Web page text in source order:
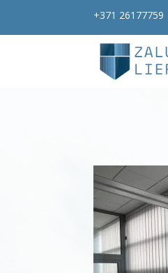
+371 26177759